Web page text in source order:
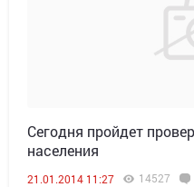
Сегодня пройдет
населения
21.01.2014 11:27 14527